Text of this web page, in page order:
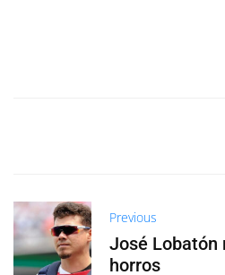
Previous
José Lobatón
horros